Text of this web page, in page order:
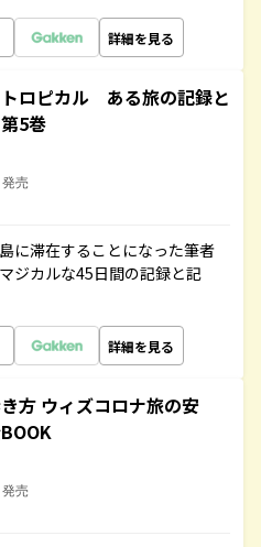
詳細を見る
ロピカル ある旅の記録と
5巻
売
に滞在することになった筆者
ジカルな45日間の記録と記
詳細を見る
方 ウィズコロナ旅の安
売